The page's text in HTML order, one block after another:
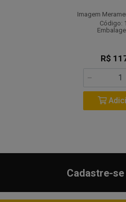
Imagem
Código:
R$
Cadastre-